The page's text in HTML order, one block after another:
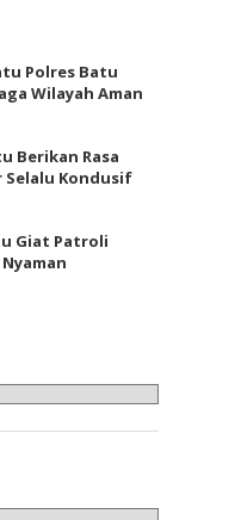
Polres Batu
Wilayah Aman
Berikan Rasa
Selalu Kondusif
Giat Patroli